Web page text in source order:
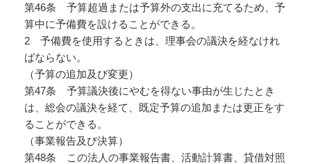
第46条 予算超過または予算外の支出に充てるため、予
算中に予備費を設けることができる。
2 予備費を使用するときは、理事会の議決を経なけれ
ばならない。
（予算の追加及び変更）
第47条 予算議決後にやむを得ない事由が生じたとき
は、総会の議決を経て、既定予算の追加または更正をす
ることができる。
（事業報告及び決算）
第48条 この法人の事業報告書、活動計算書、貸借対照